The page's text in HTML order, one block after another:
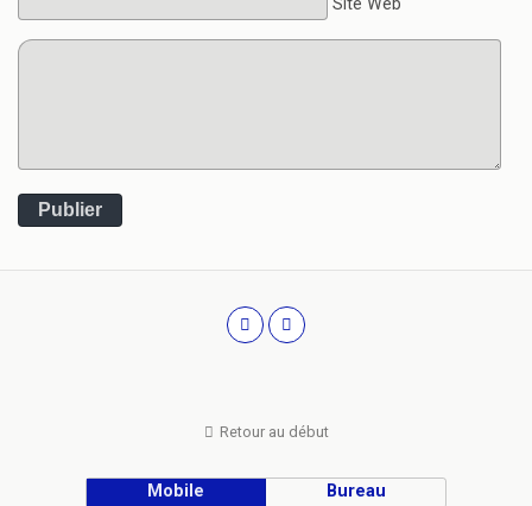
Site Web
Publier
Retour au début
Mobile Bureau